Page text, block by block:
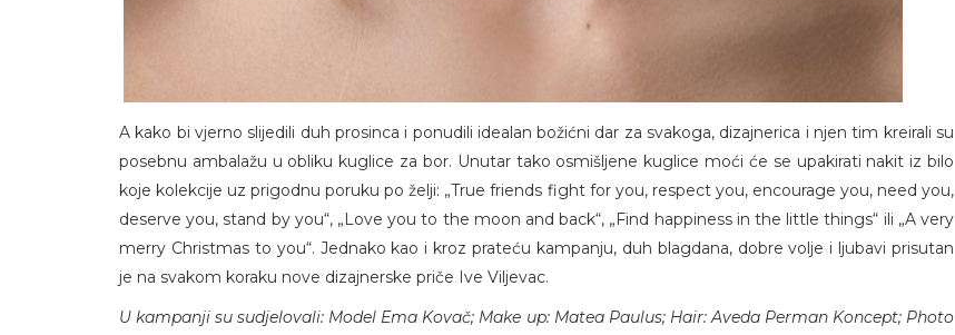
A kako bi vjerno slijedili duh prosinca i ponudili idealan božićni dar za svakoga, dizajnerica i njen tim kreirali su
posebnu ambalažu u obliku kuglice za bor. Unutar tako osmišljene kuglice moći će se upakirati nakit iz bilo
koje kolekcije uz prigodnu poruku po želji: „True friends fight for you, respect you, encourage you, need you,
deserve you, stand by you“, „Love you to the moon and back“, „Find happiness in the little things“ ili „A very
merry Christmas to you“. Jednako kao i kroz prateću kampanju, duh blagdana, dobre volje i ljubavi prisutan
je na svakom koraku nove dizajnerske priče Ive Viljevac.
U kampanji su sudjelovali: Model Ema Kovač; Make up: Matea Paulus; Hair: Aveda Perman Koncept; Photo